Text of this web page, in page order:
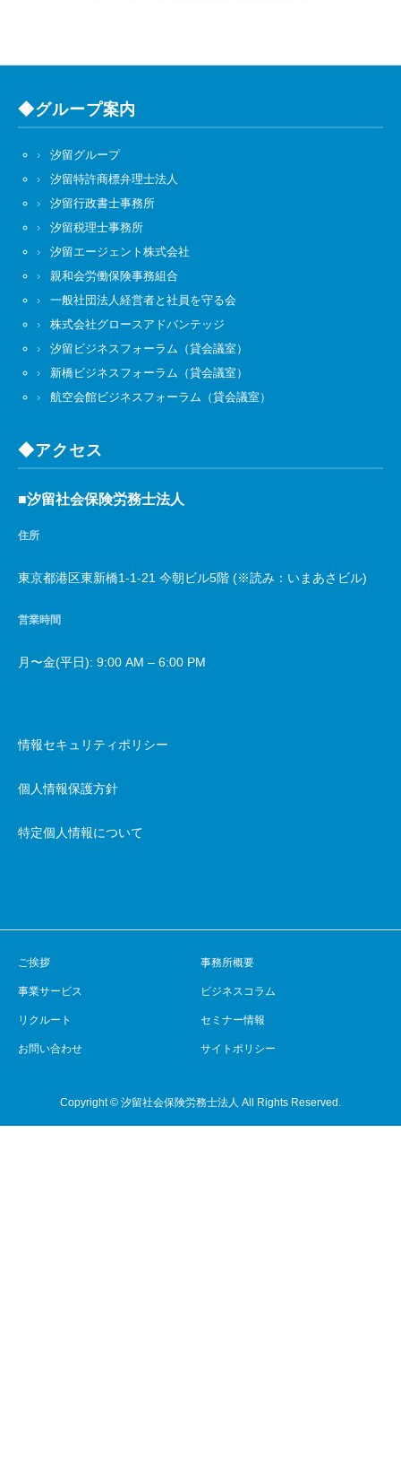
◆グループ案内
汐留グループ
汐留特許商標弁理士法人
汐留行政書士事務所
汐留税理士事務所
汐留エージェント株式会社
親和会労働保険事務組合
一般社団法人経営者と社員を守る会
株式会社グロースアドバンテッジ
汐留ビジネスフォーラム（貸会議室）
新橋ビジネスフォーラム（貸会議室）
航空会館ビジネスフォーラム（貸会議室）
◆アクセス
■汐留社会保険労務士法人
住所
東京都港区東新橋1-1-21 今朝ビル5階 (※読み：いまあさビル)
営業時間
月〜金(平日): 9:00 AM – 6:00 PM
情報セキュリティポリシー
個人情報保護方針
特定個人情報について
ご挨拶 事務所概要
事業サービス ビジネスコラム
リクルート セミナー情報
お問い合わせ サイトポリシー
Copyright © 汐留社会保険労務士法人 All Rights Reserved.